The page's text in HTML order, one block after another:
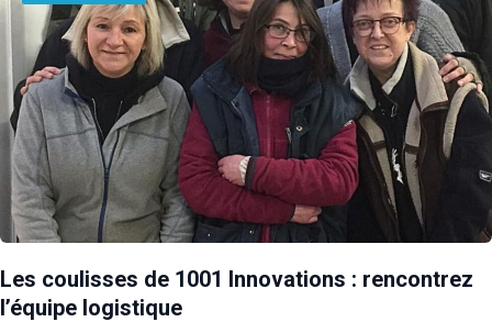
Les coulisses de 1001 Innovations : rencontrez
l’équipe logistique